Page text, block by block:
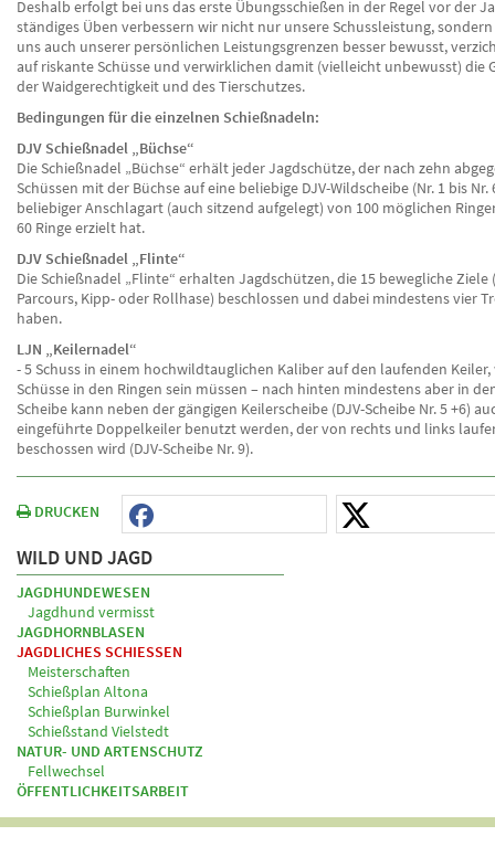
Deshalb erfolgt bei uns das erste Übungsschießen in der Regel vor der
ständiges Üben verbessern wir nicht nur unsere Schussleistung,
uns auch unserer persönlichen Leistungsgrenzen besser bewusst,
auf riskante Schüsse und verwirklichen damit (vielleicht unbewusst) die
der Waidgerechtigkeit und des Tierschutzes.
Bedingungen für die einzelnen Schießnadeln:
DJV Schießnadel „Büchse“
Die Schießnadel „Büchse“ erhält jeder Jagdschütze, der nach zehn
Schüssen mit der Büchse auf eine beliebige DJV-Wildscheibe (Nr. 1 bis Nr.
beliebiger Anschlagart (auch sitzend aufgelegt) von 100 möglichen
60 Ringe erzielt hat.
DJV Schießnadel „Flinte“
Die Schießnadel „Flinte“ erhalten Jagdschützen, die 15 bewegliche Ziele
Parcours, Kipp- oder Rollhase) beschlossen und dabei mindestens vier
haben.
LJN „Keilernadel“
- 5 Schuss in einem hochwildtauglichen Kaliber auf den laufenden
Schüsse in den Ringen sein müssen – nach hinten mindestens aber in
Scheibe kann neben der gängigen Keilerscheibe (DJV-Scheibe Nr. 5 +6)
eingeführte Doppelkeiler benutzt werden, der von rechts und links
beschossen wird (DJV-Scheibe Nr. 9).
DRUCKEN
WILD UND JAGD
JAGDHUNDEWESEN
Jagdhund vermisst
JAGDHORNBLASEN
JAGDLICHES SCHIESSEN
Meisterschaften
Schießplan Altona
Schießplan Burwinkel
Schießstand Vielstedt
NATUR- UND ARTENSCHUTZ
Fellwechsel
ÖFFENTLICHKEITSARBEIT